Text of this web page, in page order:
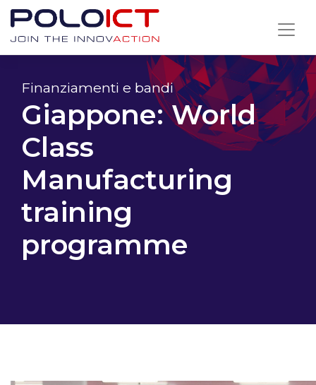
Skip
content
Finanziamenti e bandi
Giappone: World
Class
Manufacturing
training
programme